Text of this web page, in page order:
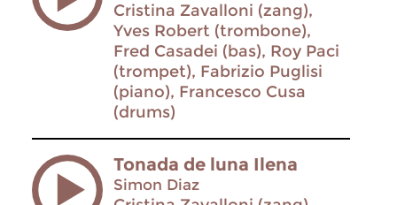
Cristina Zavalloni (zang),
Yves Robert (trombone),
Fred Casadei (bas), Roy Paci
(trompet), Fabrizio Puglisi
(piano), Francesco Cusa
(drums)
Tonada de luna Ilena
Simon Diaz